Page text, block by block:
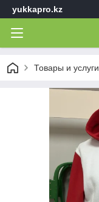
yukkapro.kz
Товары и услуги